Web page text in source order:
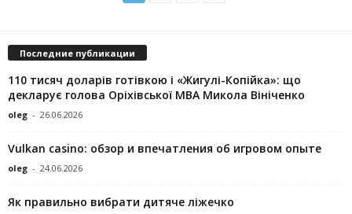
Последние публикации
110 тисяч доларів готівкою і «Жигулі-Копійка»: що
декларує голова Оріхівської МВА Микола Вініченко
oleg - 26.06.2026
Vulkan casino: обзор и впечатления об игровом опыте
oleg - 24.06.2026
Як правильно вибрати дитяче ліжечко